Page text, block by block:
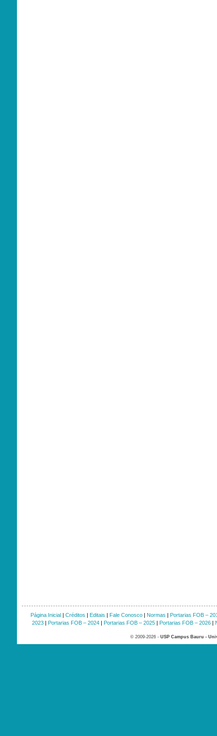
Página Inicial| Créditos | Editais | Fale Conosco| Normas | Portarias FOB –
2023| Portarias FOB – 2024| Portarias FOB – 2025| Portarias FOB – 2026|
© 2009-2026 - USP Campus Bauru -